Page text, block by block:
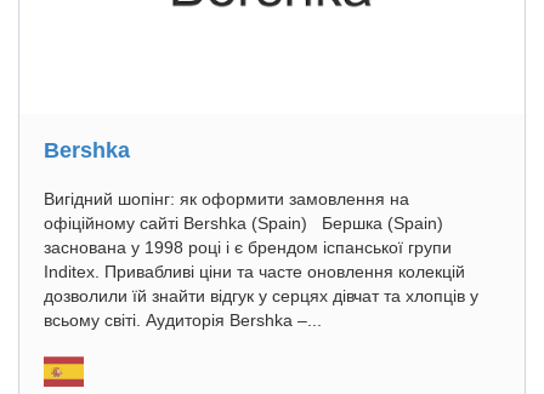
Bershka
Вигідний шопінг: як оформити замовлення на
офіційному сайті Bershka (Spain) Бершка (Spain)
заснована у 1998 році і є брендом іспанської групи
Inditex. Привабливі ціни та часте оновлення колекцій
дозволили їй знайти відгук у серцях дівчат та хлопців у
всьому світі. Аудиторія Bershka –...